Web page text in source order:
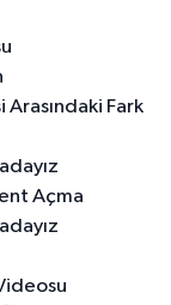
Fark
Açma